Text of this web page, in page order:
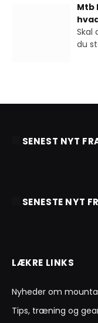
Mtb
Skal
du
SENEST NYT
SENESTE NYT
LÆKRE LINKS
Nyheder om
Tips, træning og